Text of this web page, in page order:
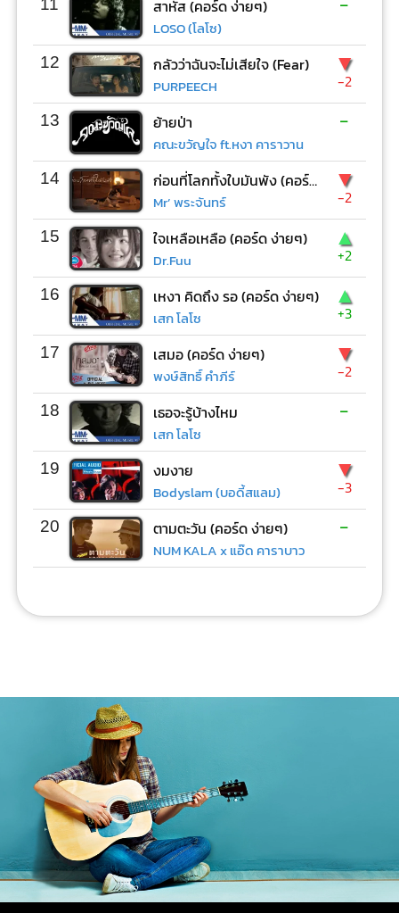
11 สาหัส (คอร์ด ง่ายๆ)
LOSO (โลโซ)
12 กลัวว่าฉันจะไม่เสียใจ (Fear)
PURPEECH
▼
-2
13 ย้ายป่า
คณะขวัญใจ ft.หงา คาราวาน
-
14 ก่อนที่โลกทั้งใบมันพัง (คอร์ด ง่ายๆ)
Mr’ พระจันทร์
▼
-2
15 ใจเหลือเหลือ (คอร์ด ง่ายๆ)
Dr.Fuu
▲
+2
16 เหงา คิดถึง รอ (คอร์ด ง่ายๆ)
เสก โลโซ
▲
+3
17 เสมอ (คอร์ด ง่ายๆ)
พงษ์สิทธิ์ คำภีร์
▼
-2
18 เธอจะรู้บ้างไหม
เสก โลโซ
-
19 งมงาย
Bodyslam (บอดี้สแลม)
▼
-3
20 ตามตะวัน (คอร์ด ง่ายๆ)
NUM KALA x แอ๊ด คาราบาว
-